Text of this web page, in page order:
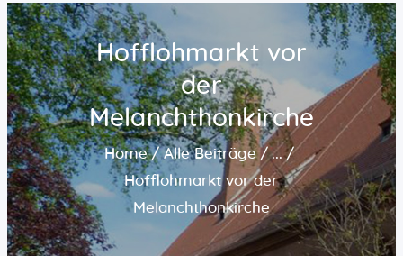
Hofflohmarkt vor
der
Melanchthonkirche
Home Alle Beiträge
...
Hofflohmarkt vor der
Melanchthonkirche
Gottesdienste
Angebote
Kinder und Familie
Jugend
Erwachsene
Ältere Menschen
Konzerte und Musik
Seelsorge
Konfirmation
Taufe | Trauung | Bestattung